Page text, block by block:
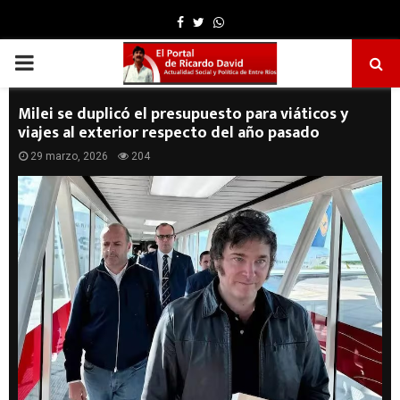
Facebook
TwitterWhatsapp
PRIMARY
MENU
Milei se duplicó el presupuesto para viáticos y
viajes al exterior respecto del año pasado
29 marzo, 2026 204